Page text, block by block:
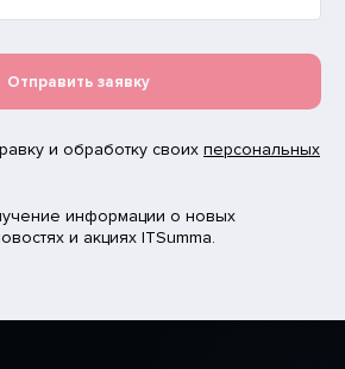
Отправить заявку
и обработку своих персональных
информации о новых
и акциях ITSumma.